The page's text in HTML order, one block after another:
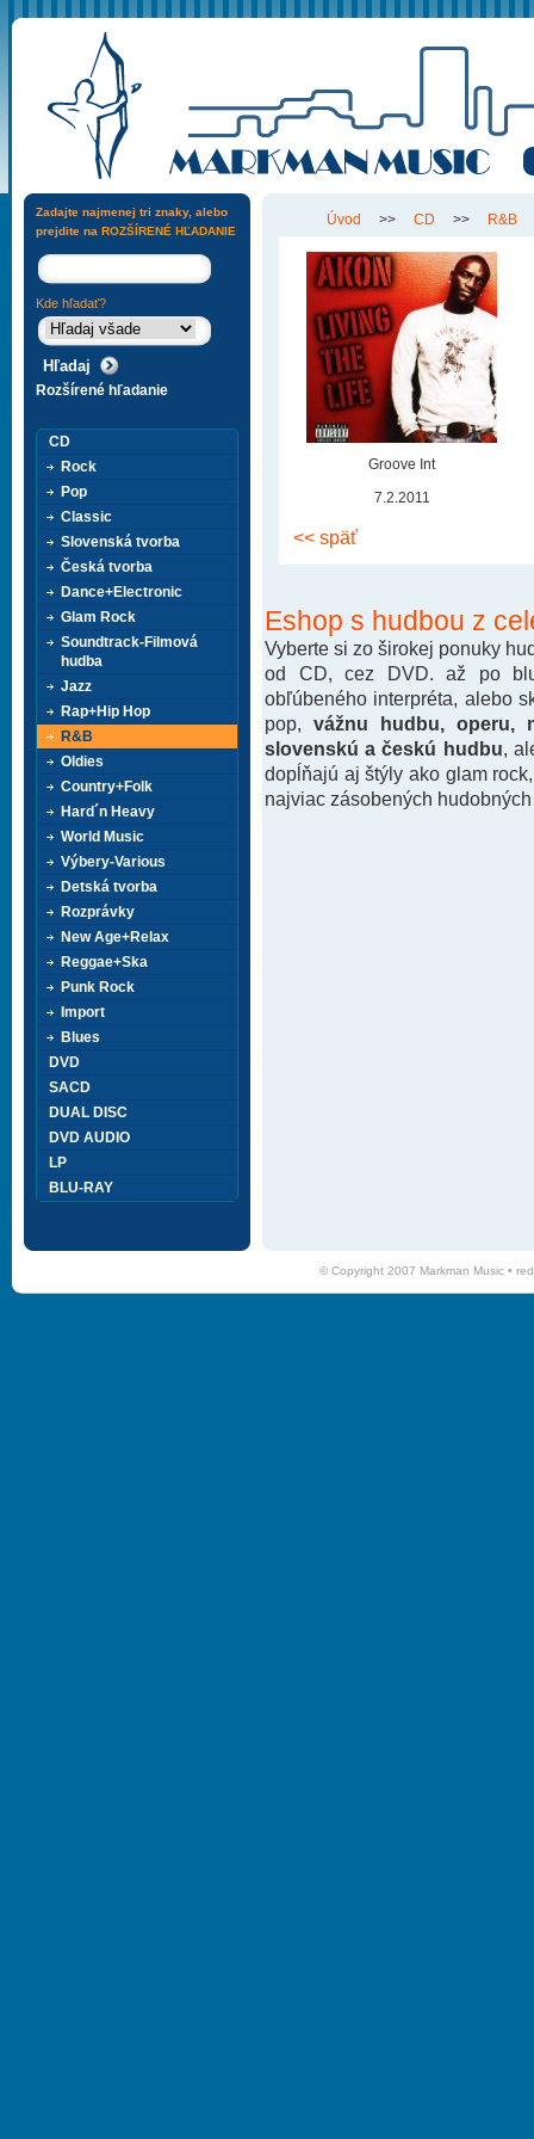
Úvod >> CD >> R&B
Groove Int
7.2.2011
<< späť
Eshop s hudbou z
Vyberte si zo širokej ponuky
od CD, cez DVD. až po
obľúbeného interpréta, alebo
pop, vážnu hudbu, operu,
slovenskú a českú hudbu ,
dopĺňajú aj štýly ako glam
najviac zásobených
Zadajte najmenej tri znaky, alebo
prejdite na ROZŠÍRENÉ HĽADANIE
Kde hľadať?
Rozšírené hľadanie
CD
Rock
Pop
Classic
Slovenská tvorba
Česká tvorba
Dance+Electronic
Glam Rock
Soundtrack-Filmová
hudba
Jazz
Rap+Hip Hop
R&B
Oldies
Country+Folk
Hard´n Heavy
World Music
Výbery-Various
Detská tvorba
Rozprávky
New Age+Relax
Reggae+Ska
Punk Rock
Import
Blues
DVD
SACD
DUAL DISC
DVD AUDIO
LP
BLU-RAY
© Copyright 2007 Markman Music •